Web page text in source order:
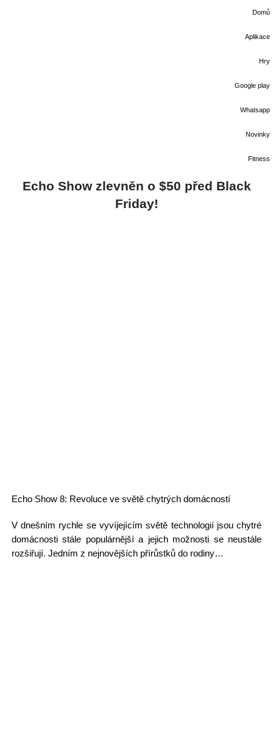
Domů
Aplikace
Hry
Google play
Whatsapp
Novinky
Fitness
Echo Show zlevněn o $50 před Black
Friday!
Echo Show 8: Revoluce ve světě chytrých domácností
V dnešním rychle se vyvíjejícím světě technologií jsou chytré
domácnosti stále populárnější a jejich možnosti se neustále
rozšiřují. Jedním z nejnovějších přírůstků do rodiny…